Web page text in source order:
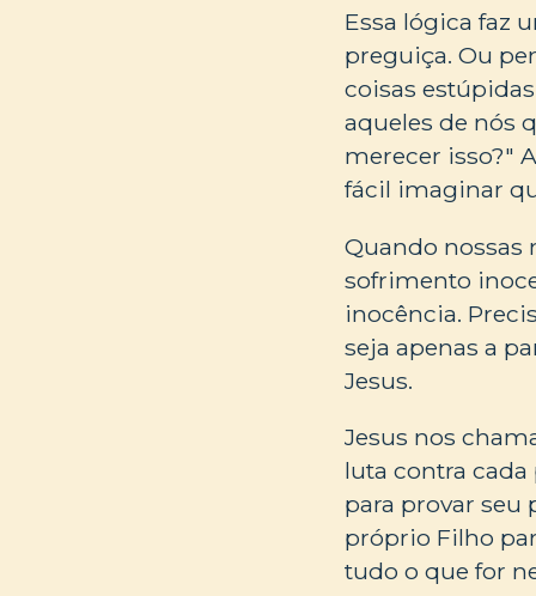
Essa lógica faz
preguiça. Ou
coisas
aqueles de nós
merecer isso?"
fácil imaginar
Quando nossas
sofrimento
inocência.
seja apenas a
Jesus.
Jesus nos
luta contra
para provar seu
próprio Filho
tudo o que for